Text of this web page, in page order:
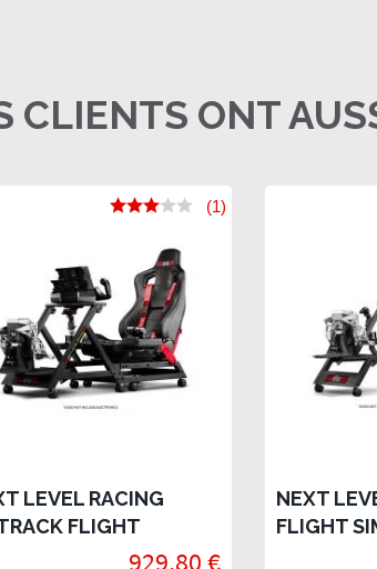
CLIENTS ONT
LEVEL RACING
FLIGHT
(1)
NEXT
FLIGHT